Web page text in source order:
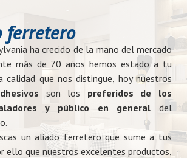
ferretero
ha crecido de la mano del mercado
más de 70 años hemos estado a tu
calidad que nos distingue, hoy nuestros
son los preferidos de los
y público en general del
un aliado ferretero que sume a tus
ello que nuestros excelentes productos,